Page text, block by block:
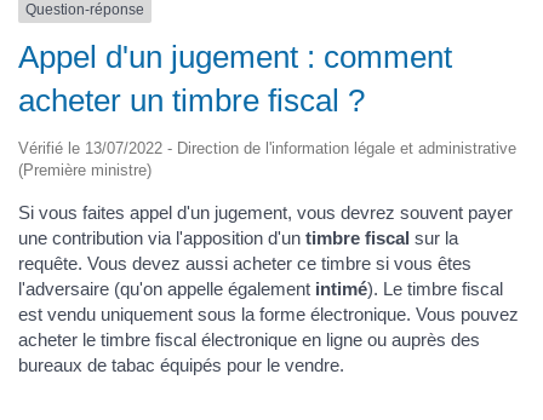
Question-réponse
Appel d'un jugement : comment
acheter un timbre fiscal ?
Vérifié le 13/07/2022 - Direction de l'information légale et administrative
(Première ministre)
Si vous faites appel d'un jugement, vous devrez souvent payer
une contribution via l'apposition d'un timbre fiscal sur la
requête. Vous devez aussi acheter ce timbre si vous êtes
l'adversaire (qu'on appelle également intimé). Le timbre fiscal
est vendu uniquement sous la forme électronique. Vous pouvez
acheter le timbre fiscal électronique en ligne ou auprès des
bureaux de tabac équipés pour le vendre.